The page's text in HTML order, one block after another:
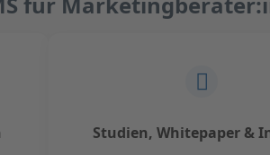
Studien, Whitepaper &